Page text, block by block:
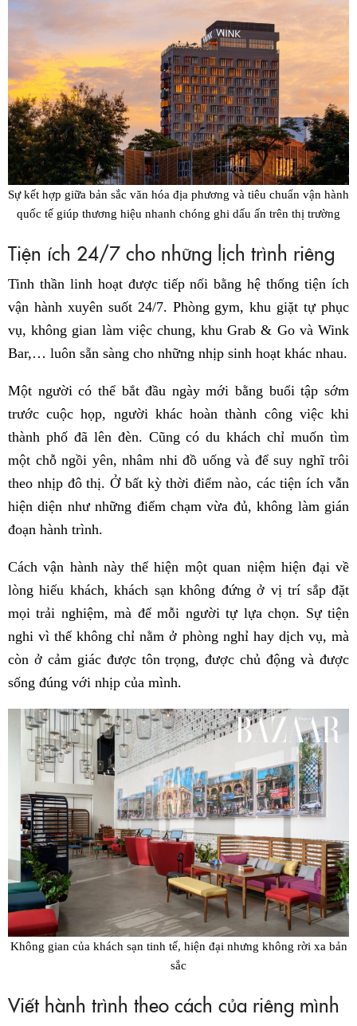
Sự kết hợp giữa bản sắc văn hóa địa phương và tiêu chuẩn vận hành
quốc tế giúp thương hiệu nhanh chóng ghi dấu ấn trên thị trường
Tiện ích 24/7 cho những lịch trình riêng
Tinh thần linh hoạt được tiếp nối bằng hệ thống tiện ích
vận hành xuyên suốt 24/7. Phòng gym, khu giặt tự phục
vụ, không gian làm việc chung, khu Grab & Go và Wink
Bar,… luôn sẵn sàng cho những nhịp sinh hoạt khác nhau.
Một người có thể bắt đầu ngày mới bằng buổi tập sớm
trước cuộc họp, người khác hoàn thành công việc khi
thành phố đã lên đèn. Cũng có du khách chỉ muốn tìm
một chỗ ngồi yên, nhâm nhi đồ uống và để suy nghĩ trôi
theo nhịp đô thị. Ở bất kỳ thời điểm nào, các tiện ích vẫn
hiện diện như những điểm chạm vừa đủ, không làm gián
đoạn hành trình.
Cách vận hành này thể hiện một quan niệm hiện đại về
lòng hiếu khách, khách sạn không đứng ở vị trí sắp đặt
mọi trải nghiệm, mà để mỗi người tự lựa chọn. Sự tiện
nghi vì thế không chỉ nằm ở phòng nghỉ hay dịch vụ, mà
còn ở cảm giác được tôn trọng, được chủ động và được
sống đúng với nhịp của mình.
Không gian của khách sạn tinh tế, hiện đại nhưng không rời xa bản
sắc
Viết hành trình theo cách của riêng mình